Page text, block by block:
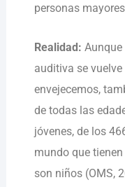
personas
Realidad: Aunque
auditiva se
envejecemos,
de todas las
jóvenes, de los
mundo que
son niños (OMS,